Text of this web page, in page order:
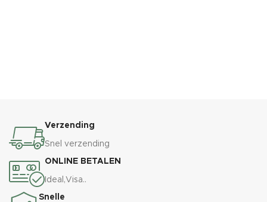
Verzending
Snel verzending
ONLINE BETALEN
Ideal,Visa..
Snelle